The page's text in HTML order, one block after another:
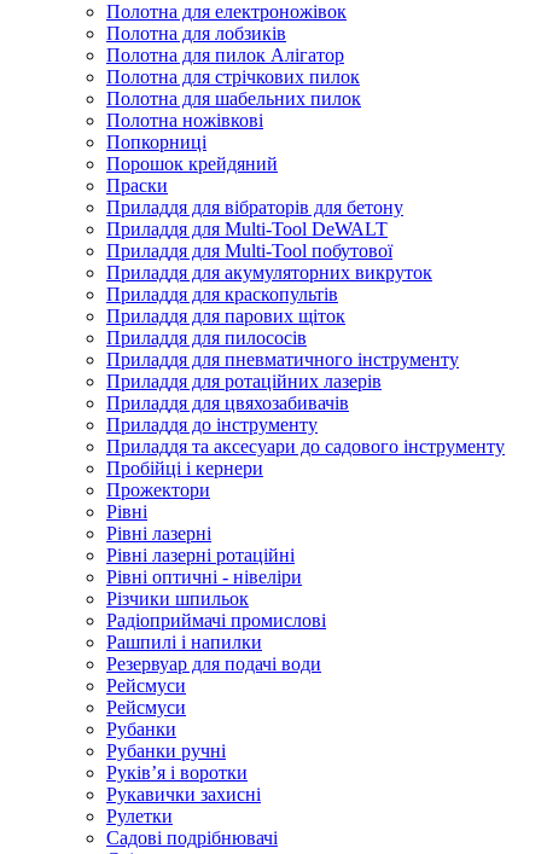
Полотна для електроножівок
Полотна для лобзиків
Полотна для пилок Алігатор
Полотна для стрічкових пилок
Полотна для шабельних пилок
Полотна ножівкові
Попкорниці
Порошок крейдяний
Праски
Приладдя для вібраторів для бетону
Приладдя для Multi-Tool DeWALT
Приладдя для Multi-Tool побутової
Приладдя для акумуляторних викруток
Приладдя для краскопультів
Приладдя для парових щіток
Приладдя для пилососів
Приладдя для пневматичного інструменту
Приладдя для ротаційних лазерів
Приладдя для цвяхозабивачів
Приладдя до інструменту
Приладдя та аксесуари до садового інструменту
Пробійці і кернери
Прожектори
Рівні
Рівні лазерні
Рівні лазерні ротаційні
Рівні оптичні - нівеліри
Різчики шпильок
Радіоприймачі промислові
Рашпилі і напилки
Резервуар для подачі води
Рейсмуси
Рейсмуси
Рубанки
Рубанки ручні
Руківʼя і воротки
Рукавички захисні
Рулетки
Садові подрібнювачі